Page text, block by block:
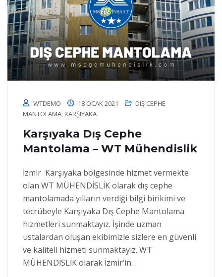
WTDEMO 18 OCAK 2021
DIŞ CEPHE
MANTOLAMA, KARŞIYAKA
Karşıyaka Dış Cephe
Mantolama – WT Mühendislik
İzmir Karşıyaka bölgesinde hizmet vermekte
olan WT MÜHENDİSLİK olarak dış cephe
mantolamada yılların verdiği bilgi birikimi ve
tecrübeyle Karşıyaka Dış Cephe Mantolama
hizmetleri sunmaktayız. İşinde uzman
ustalardan oluşan ekibimizle sizlere en güvenli
ve kaliteli hizmeti sunmaktayız. WT
MÜHENDİSLİK olarak İzmir’in…